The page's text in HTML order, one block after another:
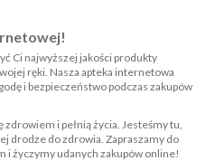
Ci najwyższej jakości produkty
ręki. Nasza apteka internetowa
i bezpieczeństwo podczas zakupów
zdrowiem i pełnią życia. Jesteśmy tu,
drodze do zdrowia. Zapraszamy do
i życzymy udanych zakupów online!